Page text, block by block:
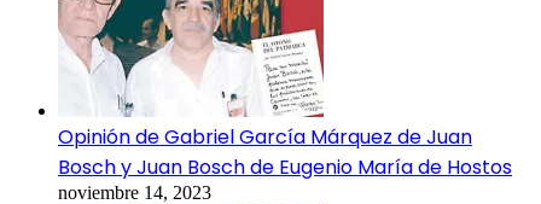
Opinión de Gabriel García Márquez de Juan
Bosch y Juan Bosch de Eugenio María de Hostos
noviembre 14, 2023